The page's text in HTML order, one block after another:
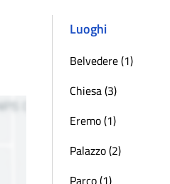
Luoghi
Belvedere (1)
Chiesa (3)
Eremo (1)
Palazzo (2)
Parco (1)